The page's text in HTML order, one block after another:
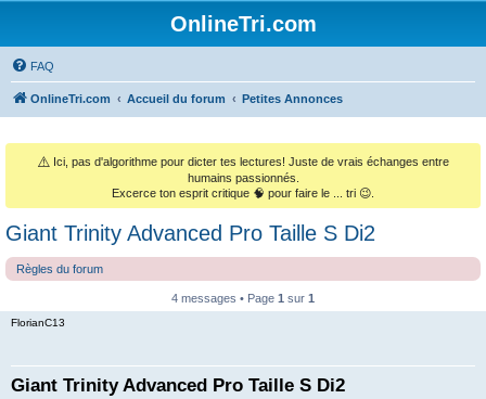
OnlineTri.com
FAQ
OnlineTri.com Accueil du forum Petites Annonces
⚠️ Ici, pas d'algorithme pour dicter tes lectures! Juste de vrais échanges entre
humains passionnés.
Excerce ton esprit critique 🧠 pour faire le ... tri 😉.
Giant Trinity Advanced Pro Taille S Di2
Règles du forum
4 messages • Page 1 sur 1
FlorianC13
Giant Trinity Advanced Pro Taille S Di2